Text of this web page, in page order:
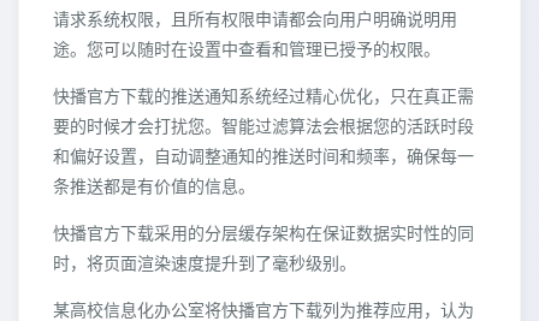
请求系统权限，且所有权限申请都会向用户明确说明用
途。您可以随时在设置中查看和管理已授予的权限。
快播官方下载的推送通知系统经过精心优化，只在真正需
要的时候才会打扰您。智能过滤算法会根据您的活跃时段
和偏好设置，自动调整通知的推送时间和频率，确保每一
条推送都是有价值的信息。
快播官方下载采用的分层缓存架构在保证数据实时性的同
时，将页面渲染速度提升到了毫秒级别。
某高校信息化办公室将快播官方下载列为推荐应用，认为